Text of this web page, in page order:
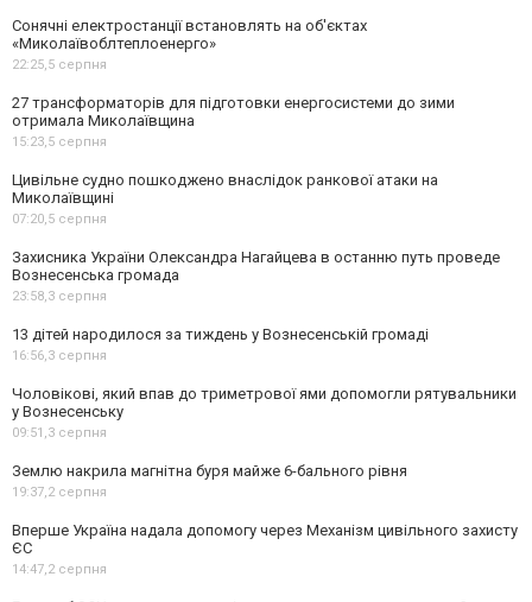
Сонячні електростанції встановлять на об'єктах
«Миколаївоблтеплоенерго»
22:25,5 серпня
27 трансформаторів для підготовки енергосистеми до зими
отримала Миколаївщина
15:23,5 серпня
Цивільне судно пошкоджено внаслідок ранкової атаки на
Миколаївщині
07:20,5 серпня
Захисника України Олександра Нагайцева в останню путь проведе
Вознесенська громада
23:58,3 серпня
13 дітей народилося за тиждень у Вознесенській громаді
16:56,3 серпня
Чоловікові, який впав до триметрової ями допомогли рятувальники
у Вознесенську
09:51,3 серпня
Землю накрила магнітна буря майже 6-бального рівня
19:37,2 серпня
Вперше Україна надала допомогу через Механізм цивільного захисту
ЄС
14:47,2 серпня